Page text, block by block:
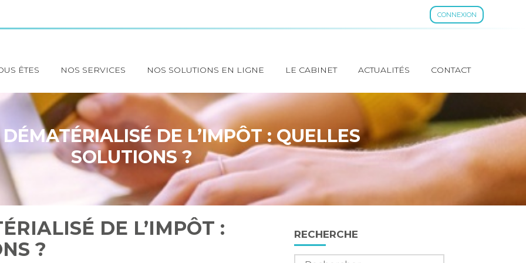
CONNEXION
ÊTES NOS SERVICES NOS SOLUTIONS EN LIGNE LE CABINET ACTUALITÉS CONTACT
DE L’IMPÔT : QUELLES
SOLUTIONS ?
DE L’IMPÔT :
?
Blog
sidebar
RECHERCHE
Rechercher :